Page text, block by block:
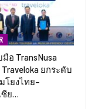
อ TransNusa
Traveloka ยกระดับ
โยงไทย–
ซีย…